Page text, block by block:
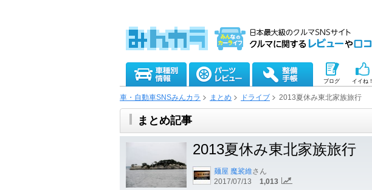
ブログ イイね！
車・自動車SNSみんカラ まとめ ドライブ 2013夏休み東北家族旅行
まとめ記事
2013夏休み東北家族旅行
麺屋 魔裟維さん
2017/07/13
1,013